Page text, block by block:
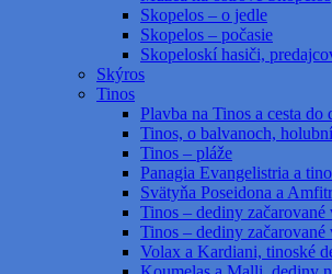
Skopelos – o jedle
Skopelos – počasie
Skopeloskí hasiči,
Skýros
Tinos
Plavba na Tinos a cesta do
Tinos, o balvanoch,
Tinos – pláže
Panagia Evangelistria a
Svätyňa Poseidona a
Tinos – dediny začarované
Tinos – dediny začarované
Volax a Kardiani, tinoské